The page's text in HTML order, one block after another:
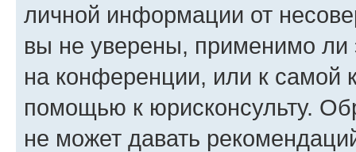
личной информации от
вы не уверены, применимо ли
на конференции, или к самой
помощью к юрисконсульту.
не может давать